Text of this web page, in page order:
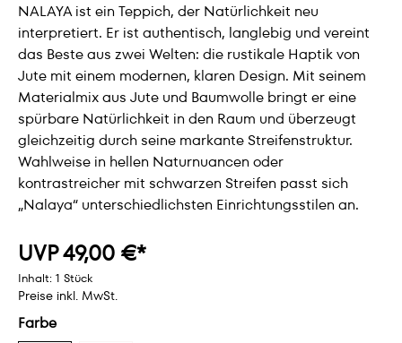
NALAYA ist ein Teppich, der Natürlichkeit neu
interpretiert. Er ist authentisch, langlebig und vereint
das Beste aus zwei Welten: die rustikale Haptik von
Jute mit einem modernen, klaren Design. Mit seinem
Materialmix aus Jute und Baumwolle bringt er eine
spürbare Natürlichkeit in den Raum und überzeugt
gleichzeitig durch seine markante Streifenstruktur.
Wahlweise in hellen Naturnuancen oder
kontrastreicher mit schwarzen Streifen passt sich
„Nalaya“ unterschiedlichsten Einrichtungsstilen an.
UVP 49,00 €*
Inhalt: 1 Stück
Preise inkl. MwSt.
Farbe